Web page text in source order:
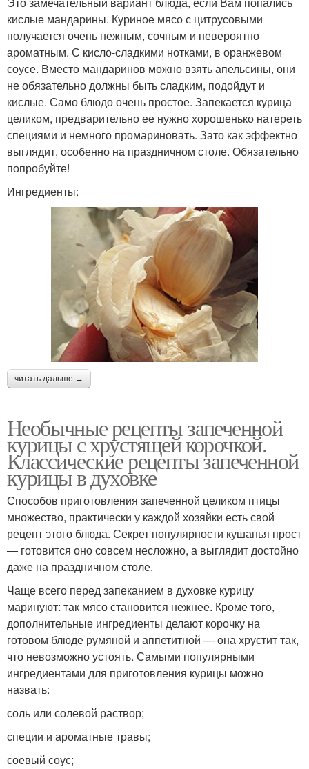
кислые мандарины. Куриное мясо с цитрусовыми
получается очень нежным, сочным и невероятно
ароматным. С кисло-сладкими нотками, в оранжевом
соусе. Вместо мандаринов можно взять апельсины, они
не обязательно должны быть сладким, подойдут и
кислые. Само блюдо очень простое. Запекается курица
целиком, предварительно ее нужно хорошенько натереть
специями и немного промариновать. Зато как эффектно
выглядит, особенно на праздничном столе. Обязательно
попробуйте!
Ингредиенты:
читать дальше →
Необычные рецепты запеченной
курицы с хрустящей корочкой.
Классические рецепты запеченной
курицы в духовке
Способов приготовления запеченной целиком птицы
множество, практически у каждой хозяйки есть свой
рецепт этого блюда. Секрет популярности кушанья прост
— готовится оно совсем несложно, а выглядит достойно
даже на праздничном столе.
Чаще всего перед запеканием в духовке курицу
маринуют: так мясо становится нежнее. Кроме того,
дополнительные ингредиенты делают корочку на
готовом блюде румяной и аппетитной — она хрустит так,
что невозможно устоять. Самыми популярными
ингредиентами для приготовления курицы можно
назвать:
соль или солевой раствор;
специи и ароматные травы;
соевый соус;